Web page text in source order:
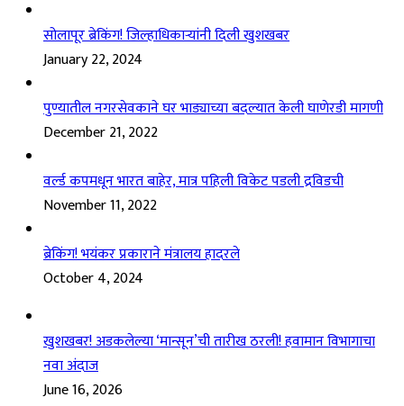
सोलापूर ब्रेकिंग! जिल्हाधिकाऱ्यांनी दिली खुशखबर
January 22, 2024
पुण्यातील नगरसेवकाने घर भाड्याच्या बदल्यात केली घाणेरडी मागणी
December 21, 2022
वर्ल्ड कपमधून भारत बाहेर, मात्र पहिली विकेट पडली द्रविडची
November 11, 2022
ब्रेकिंग! भयंकर प्रकाराने मंत्रालय हादरले
October 4, 2024
खुशखबर! अडकलेल्या ‘मान्सून’ची तारीख ठरली! हवामान विभागाचा
नवा अंदाज
June 16, 2026